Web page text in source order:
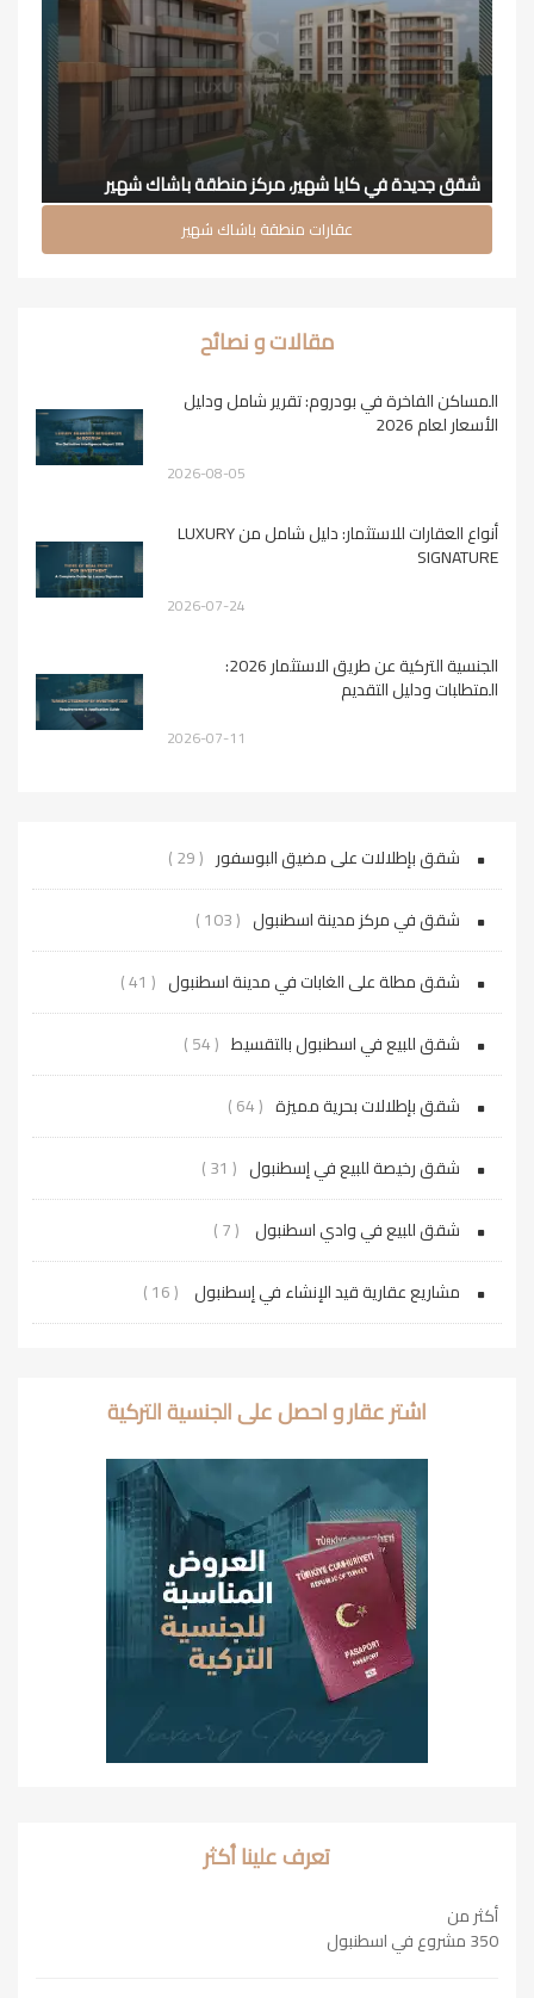
شقق جديدة في كايا شهير، مركز منطقة باشاك شهير
عقارات منطقة باشاك شهير
مقالات و نصائح
المساكن الفاخرة في بودروم: تقرير شامل ودليل
الأسعار لعام 2026
2026-08-05
أنواع العقارات للاستثمار: دليل شامل من LUXURY
SIGNATURE
2026-07-24
الجنسية التركية عن طريق الاستثمار 2026:
المتطلبات ودليل التقديم
2026-07-11
شقق بإطلالات على مضيق البوسفور ( 29 )
شقق في مركز مدينة اسطنبول ( 103 )
شقق مطلة على الغابات في مدينة اسطنبول ( 41 )
شقق للبيع في اسطنبول بالتقسيط ( 54 )
شقق بإطلالات بحرية مميزة ( 64 )
شقق رخيصة للبيع في إسطنبول ( 31 )
شقق للبيع في وادي اسطنبول ( 7 )
مشاريع عقارية قيد الإنشاء في إسطنبول ( 16 )
اشتر عقار و احصل على الجنسية التركية
تعرف علينا أكثر
أكثر من
350 مشروع في اسطنبول